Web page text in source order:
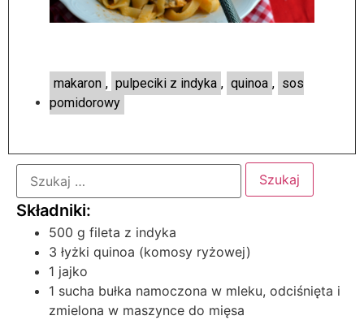
makaron , pulpeciki z indyka , quinoa , sos
pomidorowy
500 g fileta z indyka
3 łyżki quinoa (komosy ryżowej)
1 jajko
1 sucha bułka namoczona w mleku, odciśnięta i
zmielona w maszynce do mięsa